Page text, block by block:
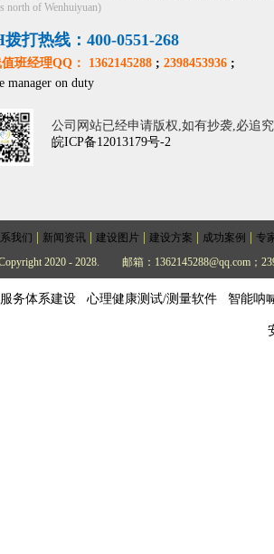
north of Wenhuiyuan)
拨打热线：400-0551-268
班经理QQ： 1362145288 ; 2398453936 ;
manager on duty
公司网站已经申请版权,如有抄袭,必追
皖ICP备12013179号-2
我们 新闻资讯 建设图片 建设方案 成功案例
专
2020 - 2028.
邮箱：1362145288@qq.com；
务体系建设 心理健康测试/测量软件 智能呐